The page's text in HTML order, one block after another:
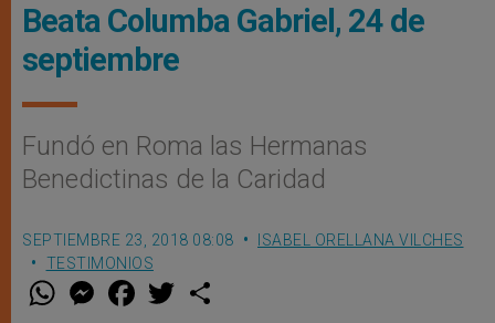
Beata Columba Gabriel, 24 de
septiembre
Fundó en Roma las Hermanas
Benedictinas de la Caridad
SEPTIEMBRE 23, 2018 08:08
ISABEL ORELLANA VILCHES
TESTIMONIOS
W M
e
F
a w